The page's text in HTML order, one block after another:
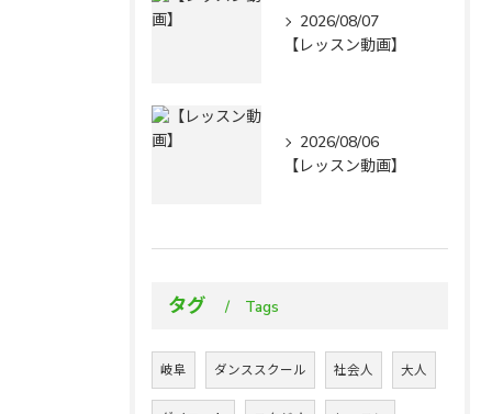
2026/08/07
【レッスン動画】
2026/08/06
【レッスン動画】
タグ Tags
岐阜 ダンススクール 社会人 大人